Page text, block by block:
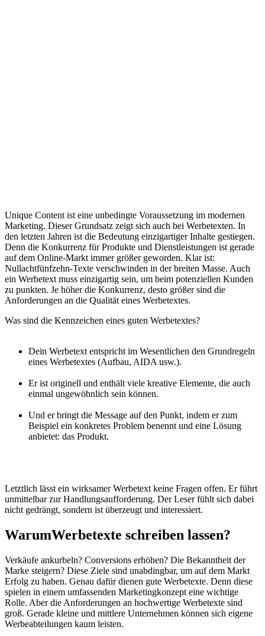
Unique Content ist eine unbedingte Voraussetzung im modernen
Marketing. Dieser Grundsatz zeigt sich auch bei Werbetexten. In
den letzten Jahren ist die Bedeutung einzigartiger Inhalte gestiegen.
Denn die Konkurrenz für Produkte und Dienstleistungen ist gerade
auf dem Online-Markt immer größer geworden. Klar ist:
Nullachtfünfzehn-Texte verschwinden in der breiten Masse. Auch
ein Werbetext muss einzigartig sein, um beim potenziellen Kunden
zu punkten. Je höher die Konkurrenz, desto größer sind die
Anforderungen an die Qualität eines Werbetextes.
Was sind die Kennzeichen eines guten Werbetextes?
Dein Werbetext entspricht im Wesentlichen den Grundregeln
eines Werbetextes (Aufbau, AIDA usw.).
Er ist originell und enthält viele kreative Elemente, die auch
einmal ungewöhnlich sein können.
Und er bringt die Message auf den Punkt, indem er zum
Beispiel ein konkretes Problem benennt und eine Lösung
anbietet: das Produkt.
Letztlich lässt ein wirksamer Werbetext keine Fragen offen. Er führt
unmittelbar zur Handlungsaufforderung. Der Leser fühlt sich dabei
nicht gedrängt, sondern ist überzeugt und interessiert.
WarumWerbetexte schreiben lassen?
Verkäufe ankurbeln? Conversions erhöhen? Die Bekanntheit der
Marke steigern? Diese Ziele sind unabdingbar, um auf dem Markt
Erfolg zu haben. Genau dafür dienen gute Werbetexte. Denn diese
spielen in einem umfassenden Marketingkonzept eine wichtige
Rolle. Aber die Anforderungen an hochwertige Werbetexte sind
groß. Gerade kleine und mittlere Unternehmen können sich eigene
Werbeabteilungen kaum leisten.